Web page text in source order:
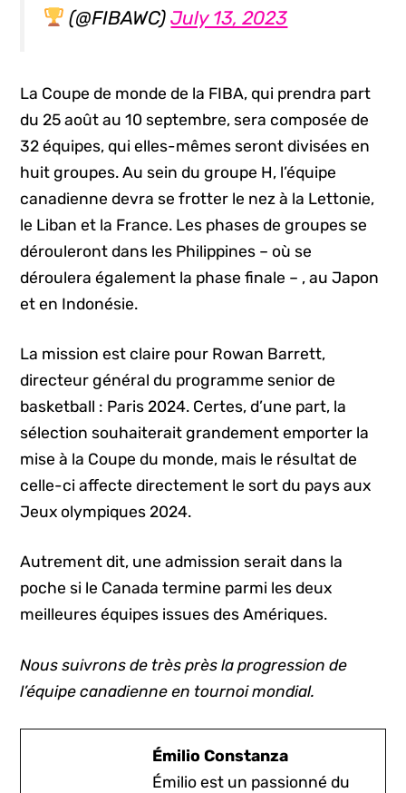
(@FIBAWC)July 13, 2023
La Coupe de monde de la FIBA, qui prendra part
du 25 août au 10 septembre, sera composée de
32 équipes, qui elles-mêmes seront divisées en
huit groupes. Au sein du groupe H, l’équipe
canadienne devra se frotter le nez à la Lettonie,
le Liban et la France. Les phases de groupes se
dérouleront dans les Philippines – où se
déroulera également la phase finale – , au Japon
et en Indonésie.
La mission est claire pour Rowan Barrett,
directeur général du programme senior de
basketball : Paris 2024. Certes, d’une part, la
sélection souhaiterait grandement emporter la
mise à la Coupe du monde, mais le résultat de
celle-ci affecte directement le sort du pays aux
Jeux olympiques 2024.
Autrement dit, une admission serait dans la
poche si le Canada termine parmi les deux
meilleures équipes issues des Amériques.
Nous suivrons de très près la progression de
l’équipe canadienne en tournoi mondial.
Émilio Constanza
Émilio est un passionné du